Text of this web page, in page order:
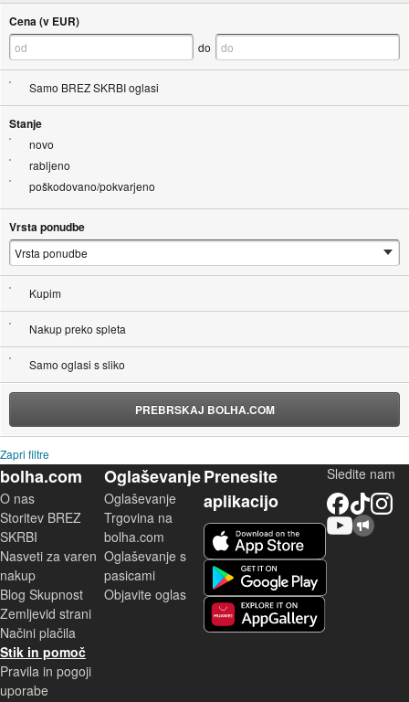
Cena (v EUR)
do
Samo BREZ SKRBI oglasi
Stanje
novo
rabljeno
poškodovano/pokvarjeno
Vrsta ponudbe
Kupim
Nakup preko spleta
Samo oglasi s sliko
PREBRSKAJ BOLHA.COM
Zapri filtre
bolha.com
O nas
Storitev BREZ
SKRBI
Nasveti za varen
nakup
Blog Skupnost
Zemljevid strani
Načini plačila
Stik in pomoč
Pravila in pogoji
uporabe
Oglaševanje
Oglaševanje
Trgovina na
bolha.com
Oglaševanje s
pasicami
Objavite oglas
Prenesite
aplikacijo
Sledite nam